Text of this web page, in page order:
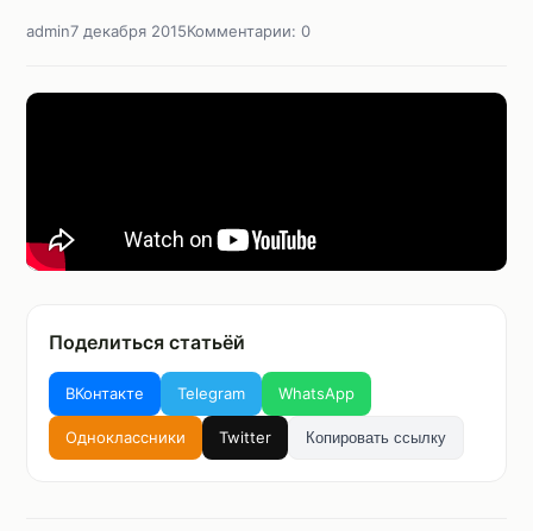
admin7 декабря 2015Комментарии: 0
Поделиться статьёй
ВКонтакте Telegram WhatsApp
Одноклассники Twitter Копировать ссылку